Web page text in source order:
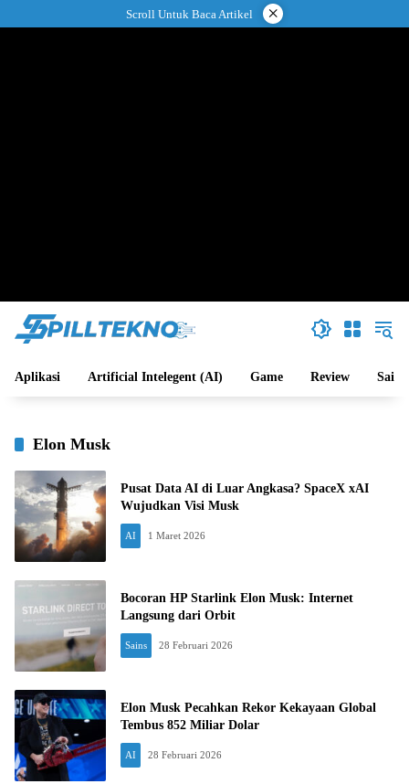
ke
Scroll Untuk Baca Artikel ×
Aplikasi Artificial Intelegent (AI) Game Review Sains
Elon Musk
Pusat Data AI di Luar Angkasa? SpaceX xAI
Wujudkan Visi Musk
AI 1 Maret 2026
Bocoran HP Starlink Elon Musk: Internet
Langsung dari Orbit
Sains 28 Februari 2026
Elon Musk Pecahkan Rekor Kekayaan Global
Tembus 852 Miliar Dolar
AI 28 Februari 2026